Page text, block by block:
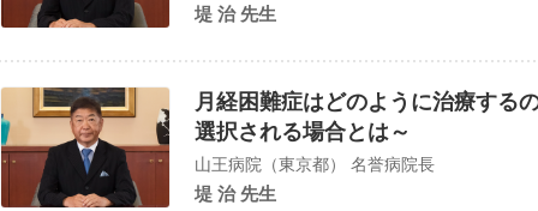
堤 治 先生
月経困難症はどのように治療する
選択される場合とは～
山王病院（東京都） 名誉病院長
堤 治 先生